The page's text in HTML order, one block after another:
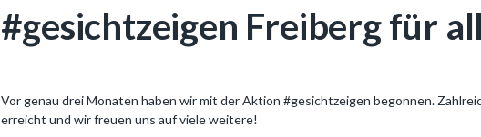
#gesichtzeigen Freiberg für
Vor genau drei Monaten haben wir mit der Aktion #gesichtzeigen begonnen.
erreicht und wir freuen uns auf viele weitere!